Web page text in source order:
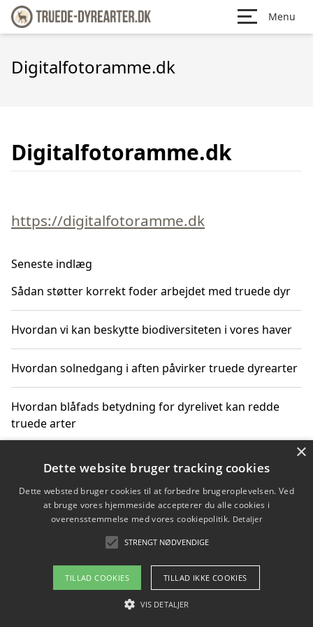
Menu
Digitalfotoramme.dk
Digitalfotoramme.dk
https://digitalfotoramme.dk
Seneste indlæg
Sådan støtter korrekt foder arbejdet med truede dyr
Hvordan vi kan beskytte biodiversiteten i vores haver
Hvordan solnedgang i aften påvirker truede dyrearter
Hvordan blåfads betydning for dyrelivet kan redde
truede arter
Hvordan kan gaver til unge voksne støtte bevarelsen
Copyright 2026 - Pilanto Aps
Om / kontakt
Blog Betingelser
×
Dette website bruger tracking cookies
Dette websted bruger cookies til at forbedre brugeroplevelsen. Ved
at bruge vores hjemmeside accepterer du alle cookies i
overensstemmelse med vores cookiepolitik. Detaljer
STRENGT NØDVENDIGE
TILLAD COOKIES TILLAD IKKE COOKIES
VIS DETALJER